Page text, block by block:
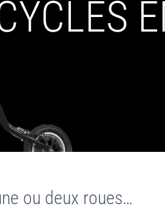
ou deux roues…